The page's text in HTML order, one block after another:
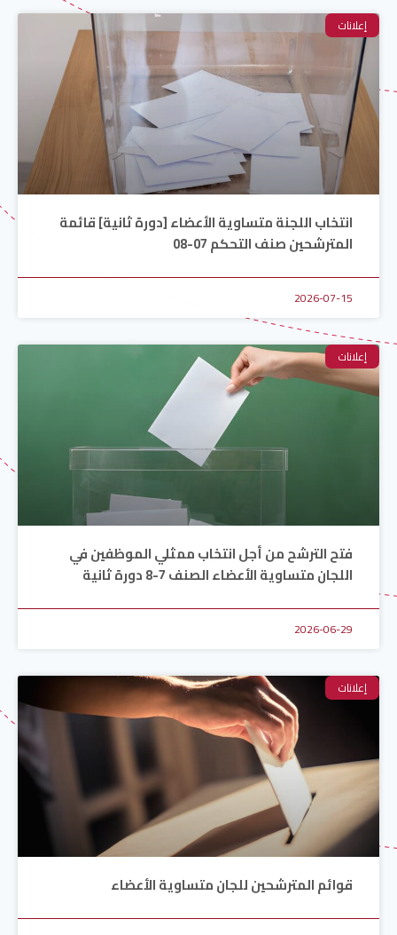
إعلانات
انتخاب اللجنة متساوية الأعضاء [دورة ثانية] قائمة
المترشحين صنف التحكم 07-08
2026-07-15
إعلانات
فتح الترشح من أجل انتخاب ممثلي الموظفين في
اللجان متساوية الأعضاء الصنف 7-8 دورة ثانية
2026-06-29
إعلانات
قوائم المترشحين للجان متساوية الأعضاء